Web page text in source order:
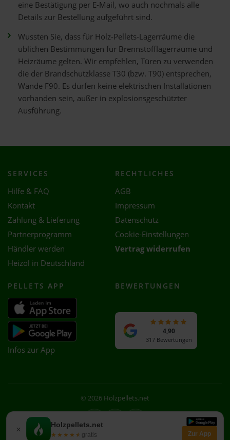
eine Bestätigung per E-Mail, wo auch nochmals alle
Details zur Bestellung aufgeführt sind.
Wussten Sie, dass für Holz-Pellets-Lagerräume die
üblichen Bestimmungen für Brennstofflagerräume und
Heizräume gelten. Wir empfehlen, Türen zu verwenden
die der Brandschutzklasse T30 (bzw. T90) entsprechen,
Wände F90. Es dürfen keine elektrischen Installationen
vorhanden sein, außer in explosionsgeschützter
Ausführung.
× Holzpellets.net
★★★★★
★★★★★ gratis Zur App
SERVICES
Hilfe & FAQ
Kontakt
Zahlung & Lieferung
Partnerprogramm
Händler werden
Heizöl in Deutschland
RECHTLICHES
AGB
Impressum
Datenschutz
Cookie-Einstellungen
Vertrag widerrufen
PELLETS APP
Infos zur App
BEWERTUNGEN
4,90
317 Bewertungen
© 2026 Holzpellets.net
Facebook